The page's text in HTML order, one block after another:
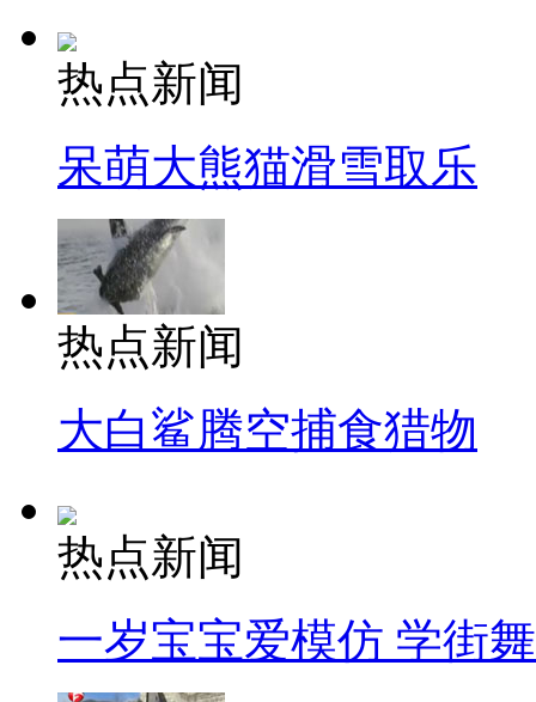
热点新闻
呆萌大熊猫滑雪取乐
热点新闻
大白鲨腾空捕食猎物
热点新闻
一岁宝宝爱模仿 学街